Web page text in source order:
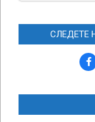
СЛЕДЕТЕ